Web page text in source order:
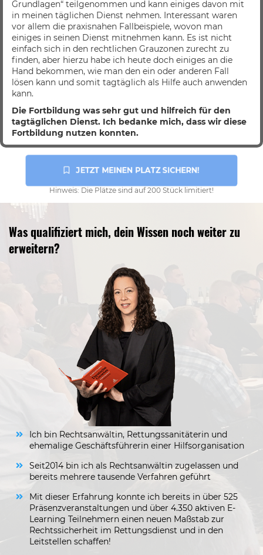
Grundlagen“ teilgenommen und kann einiges davon mit
in meinen täglichen Dienst nehmen. Interessant waren
vor allem die praxisnahen Fallbeispiele, wovon man
einiges in seinen Dienst mitnehmen kann. Es ist nicht
einfach sich in den rechtlichen Grauzonen zurecht zu
finden, aber hierzu habe ich heute doch einiges an die
Hand bekommen, wie man den ein oder anderen Fall
lösen kann und somit tagtäglich als Hilfe auch anwenden
kann.
Die Fortbildung was sehr gut und hilfreich für den
tagtäglichen Dienst. Ich bedanke mich, dass wir diese
Fortbildung nutzen konnten.
JETZT MEINEN PLATZ SICHERN!
Hinweis: Die Plätze sind auf 200 Stück limitiert!
Was qualifiziert mich, dein Wissen noch weiter zu
erweitern?
Ich bin Rechtsanwältin, Rettungssanitäterin und
ehemalige Geschäftsführerin einer Hilfsorganisation
Seit2014 bin ich als Rechtsanwältin zugelassen und
bereits mehrere tausende Verfahren geführt
Mit dieser Erfahrung konnte ich bereits in über 525
Präsenzveranstaltungen und über 4.350 aktiven E-
Learning Teilnehmern einen neuen Maßstab zur
Rechtssicherheit im Rettungsdienst und in den
Leitstellen schaffen!